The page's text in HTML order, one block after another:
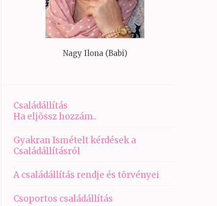
Nagy Ilona (Babi)
Családállítás
Ha eljössz hozzám..
Gyakran Ismételt kérdések a
Családállításról
A családállítás rendje és törvényei
Csoportos családállítás